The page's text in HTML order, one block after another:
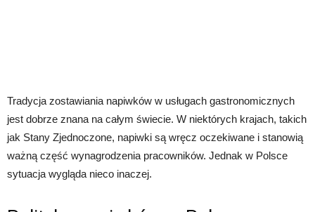
Tradycja zostawiania napiwków w usługach gastronomicznych
jest dobrze znana na całym świecie. W niektórych krajach, takich
jak Stany Zjednoczone, napiwki są wręcz oczekiwane i stanowią
ważną część wynagrodzenia pracowników. Jednak w Polsce
sytuacja wygląda nieco inaczej.